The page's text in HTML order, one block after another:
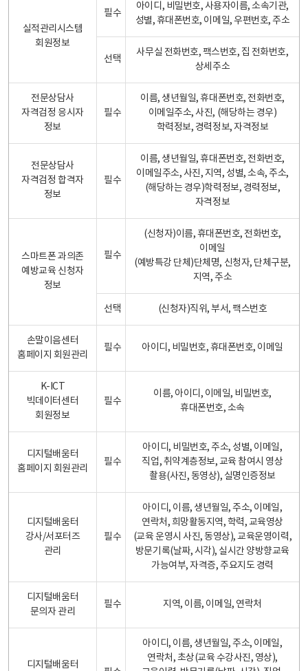
실적관리시스템
회원정보
필수
아이디, 비밀번호, 사용자이름, 소속기관,
성별, 휴대폰번호, 이메일, 우편번호, 주소
선택
사무실 전화번호, 팩스번호, 집 전화번호,
상세주소
전문상담사
자격검정 응시자
정보
필수
이름, 생년월일, 휴대폰번호, 전화번호,
이메일주소, 사진, (해당하는 경우)
학력정보, 경력정보, 자격정보
전문상담사
자격검정 합격자
정보
필수
이름, 생년월일, 휴대폰번호, 전화번호,
이메일주소, 사진, 지역, 성별, 소속, 주소,
(해당하는 경우)학력정보, 경력정보,
자격정보
스마트폰 과의존
예방교육 신청자
정보
필수
(신청자)이름, 휴대폰번호, 전화번호,
이메일
(예방특강 단체)단체명, 신청자, 단체구분,
지역, 주소
선택 (신청자)직위, 부서, 팩스번호
손말이음센터
홈페이지 회원관리
필수 아이디, 비밀번호, 휴대폰번호, 이메일
K-ICT
빅데이터센터
회원정보
필수
이름, 아이디, 이메일, 비밀번호,
휴대폰번호, 소속
디지털배움터
홈페이지 회원관리
필수
아이디, 비밀번호, 주소, 성별, 이메일,
직업, 취약계층정보, 교육 참여시 영상
촬용(사진, 동영상), 실명인증정보
디지털배움터
강사/서포터즈
관리
필수
아이디, 이름, 생년월일, 주소, 이메일,
연락처, 희망활동지역, 학력, 교육영상
(교육 운영시 사진, 동영상), 교육운영이력,
방문기록(날짜, 시각), 실시간 양방향교육
가능여부, 자격증, 주요지도 경력
디지털배움터
문의자 관리
필수 지역, 이름, 이메일, 연락처
디지털배움터
아이디, 이름, 생년월일, 주소, 이메일,
연락처, 초상(교육 수강사진, 영상),